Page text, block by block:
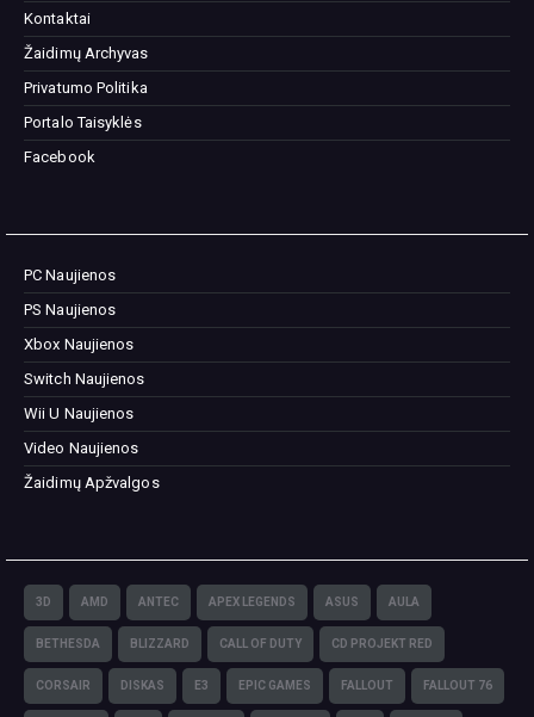
Kontaktai
Žaidimų Archyvas
Privatumo Politika
Portalo Taisyklės
Facebook
PC Naujienos
PS Naujienos
Xbox Naujienos
Switch Naujienos
Wii U Naujienos
Video Naujienos
Žaidimų Apžvalgos
3D AMD ANTEC APEX LEGENDS ASUS AULA
BETHESDA BLIZZARD CALL OF DUTY CD PROJEKT RED
CORSAIR DISKAS E3 EPIC GAMES FALLOUT FALLOUT 76